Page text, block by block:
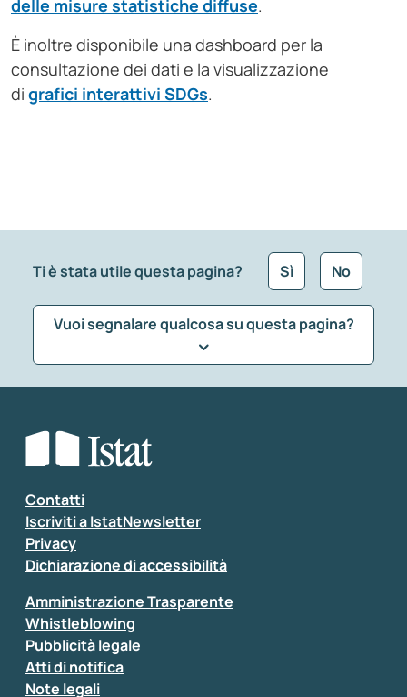
delle misure statistiche diffuse.
È inoltre disponibile una dashboard per la
consultazione dei dati e la visualizzazione
di grafici interattivi SDGs.
Ti è stata utile questa pagina? Sì No
Vuoi segnalare qualcosa su questa pagina?
Seleziona la tipologia della segnalazione
Inserisci il tuo commento
Contatti
Iscriviti a IstatNewsletter
Privacy
Dichiarazione di accessibilità
Amministrazione Trasparente
Whistleblowing
Pubblicità legale
Atti di notifica
Note legali